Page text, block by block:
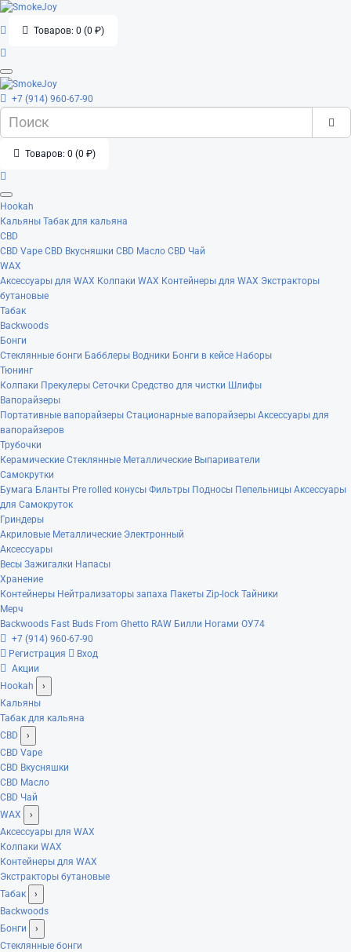
Товаров: 0 (0 ₽)
+7 (914) 960-67-90
Товаров: 0 (0 ₽)
Hookah
Кальяны Табак для кальяна
CBD
CBD Vape CBD Вкусняшки CBD Масло CBD Чай
WAX
Аксессуары для WAX Колпаки WAX Контейнеры для WAX Экстракторы
бутановые
Табак
Backwoods
Бонги
Стеклянные бонги Бабблеры Водники Бонги в кейсе Наборы
Тюнинг
Колпаки Прекулеры Сеточки Средство для чистки Шлифы
Вапорайзеры
Портативные вапорайзеры Стационарные вапорайзеры Аксессуары для
вапорайзеров
Трубочки
Керамические Стеклянные Металлические Выпариватели
Самокрутки
Бумага Бланты Pre rolled конусы Фильтры Подносы Пепельницы Аксессуары
для Самокруток
Гриндеры
Акриловые Металлические Электронный
Аксессуары
Весы Зажигалки Напасы
Хранение
Контейнеры Нейтрализаторы запаха Пакеты Zip-lock Тайники
Мерч
Backwoods Fast Buds From Ghetto RAW Билли Ногами ОУ74
+7 (914) 960-67-90
Регистрация
Вход
Акции
Hookah
›
Кальяны
Табак для кальяна
CBD
›
CBD Vape
CBD Вкусняшки
CBD Масло
CBD Чай
WAX
›
Аксессуары для WAX
Колпаки WAX
Контейнеры для WAX
Экстракторы бутановые
Табак
›
Backwoods
Бонги
›
Стеклянные бонги